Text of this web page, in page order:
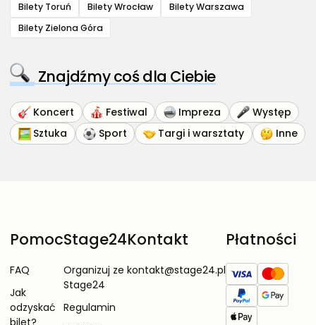
Bilety Toruń
Bilety Wrocław
Bilety Warszawa
Bilety Zielona Góra
Znajdźmy coś dla Ciebie
Koncert Festiwal Impreza
Występ
Sztuka
Sport Targi i warsztaty Inne
Pomoc
FAQ
Jak
odzyskać
bilet?
Stage24
Organizuj ze
Stage24
Regulamin
Kontakt
kontakt@stage24.pl
Płatności